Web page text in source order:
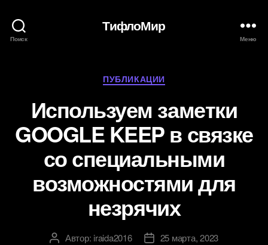
Поиск
ТифлоМир
Меню
Рубрики
ПУБЛИКАЦИИ
Используем заметки
GOOGLE KEEP в связке
со специальными
возможностями для
незрячих
АвторАвтор: iraida2016
Дата25 марта, 2023